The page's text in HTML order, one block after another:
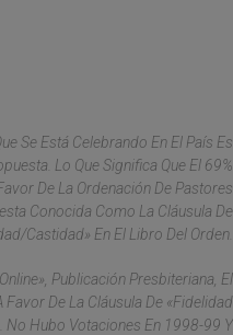
Se Está Celebrando En El País Es
Lo Que Significa Que El 69%
De La Ordenación De Pastores
Conocida Como La Cláusula De
castidad» En El Libro Del Orden.
Publicación Presbiteriana, El
De La Cláusula De «fidelidad
Hubo Votaciones En 1998-99 Y